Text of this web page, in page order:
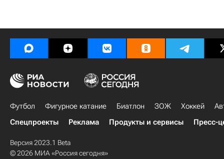
Футбол Фигурное катание Биатлон ЗОЖ Хоккей
Спецпроекты
Реклама Продукты и сервисы Пресс-
Версия 2023.1 Beta
© 2026 МИА «Россия сегодня»